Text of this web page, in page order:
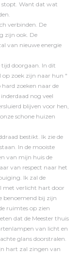
stopt. Want dat wat
verbinden. De
zijn ook. De
van nieuwe energie
doorgaan. In dit
op zoek zijn naar hun "
hard zoeken naar de
nog veel
blijven voor hen,
schone huizen
bestikt. Ik zie de
In de mooiste
van mijn huis de
van respect naar het
Ik zal de
met verlicht hart door
benoemend bij zijn
ruimtes op zien
dat de Meester thuis
van licht en
glans doorstralen.
hart zal zingen van